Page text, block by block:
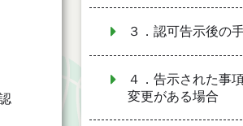
３．認可告示後の
４．告示された事
変更がある場合